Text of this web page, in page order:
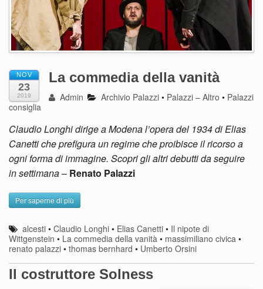
NOV
23
2019
La commedia della vanità
Admin Archivio Palazzi • Palazzi – Altro • Palazzi
consiglia
Claudio Longhi dirige a Modena l’opera del 1934 di Elias
Canetti che prefigura un regime che proibisce il ricorso a
ogni forma di immagine. Scopri gli altri debutti da seguire
in settimana– Renato Palazzi
Per saperne di più
alcesti •Claudio Longhi • Elias Canetti • Il nipote di
Wittgenstein • La commedia della vanità • massimiliano civica •
renato palazzi • thomas bernhard • Umberto Orsini
Il costruttore Solness